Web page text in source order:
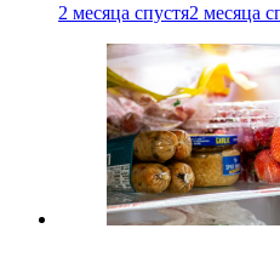
2 месяца спустя2 месяца